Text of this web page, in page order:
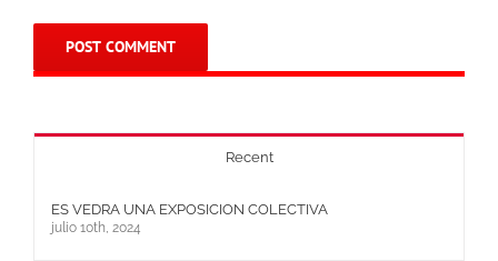
Recent
ES VEDRA UNA EXPOSICION COLECTIVA
julio 10th, 2024